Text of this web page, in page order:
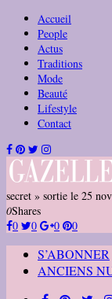
Accueil
People
Actus
Traditions
Mode
Beauté
Lifestyle
Contact
secret » sortie le 25
0Shares
0
0 0 0
S’ABONNER
ANCIENS